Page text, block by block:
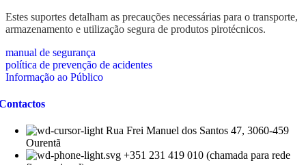
Estes suportes detalham as precauções necessárias para o transporte,
armazenamento e utilização segura de produtos pirotécnicos.
manual de segurança
política de prevenção de acidentes
Informação ao Público
Rua Frei Manuel dos Santos 47, 3060-459
Ourentã​
+351 231 419 010 (chamada para rede